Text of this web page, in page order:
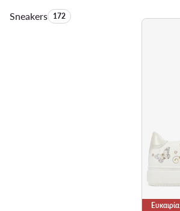
SneakersΑριθμός προϊόντων:
172
Ευκαιρία